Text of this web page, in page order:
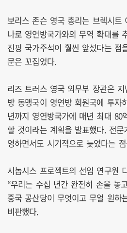
보리스 존슨 영국 총리는 브렉시
나로 영연방국가와의 무역 확대를
진핑 국가주석이 훨씬 앞섰다는 점
문은 꼬집었다.
리즈 트러스 영국 외무부 장관은
방 동맹국이 영연방 회원국에 투자
년까지 영연방국가에 매년 최대 80
할 것이라는 계획을 발표했다. 전
영하면서도 시기적으로 늦었다는
시놉시스 프로젝트의 선임 연구원
“우리는 수십 년간 완전히 손을 놓
중국 공산당이 무엇이고 무얼 원하
비판했다.